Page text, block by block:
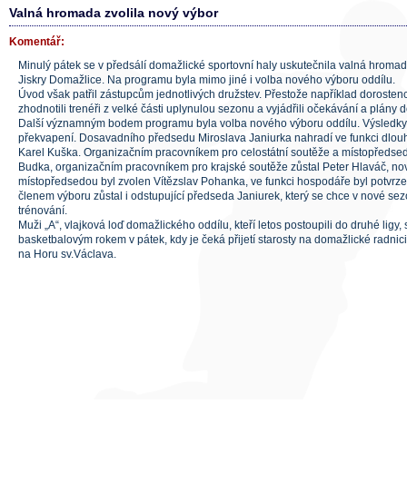
Valná hromada zvolila nový výbor
Komentář:
Minulý pátek se v předsálí domažlické sportovní haly uskutečnila valná
Jiskry Domažlice. Na programu byla mimo jiné i volba nového výboru oddílu.
Úvod však patřil zástupcům jednotlivých družstev. Přestože například
zhodnotili trenéři z velké části uplynulou sezonu a vyjádřili očekávání a plány
Další významným bodem programu byla volba nového výboru oddílu.
překvapení. Dosavadního předsedu Miroslava Janiurka nahradí ve funkci
Karel Kuška. Organizačním pracovníkem pro celostátní soutěže a
Budka, organizačním pracovníkem pro krajské soutěže zůstal Peter Hlaváč,
místopředsedou byl zvolen Vítězslav Pohanka, ve funkci hospodáře byl
členem výboru zůstal i odstupující předseda Janiurek, který se chce v nové
trénování.
Muži „A“, vlajková loď domažlického oddílu, kteří letos postoupili do druhé
basketbalovým rokem v pátek, kdy je čeká přijetí starosty na domažlické
na Horu sv.Václava.